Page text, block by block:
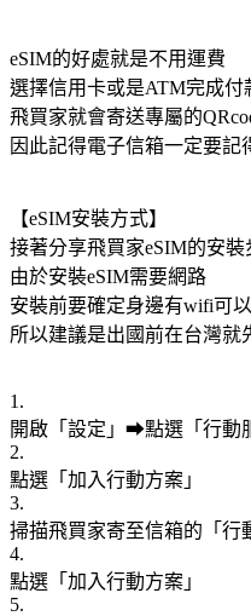
eSIM的好處就是不用運費
選擇信用卡或是ATM完成付
飛買家就會寄送專屬的
因此記得電子信箱一定要記
【eSIM安裝方式】
接著分享飛買家eSIM的安裝
由於安裝eSIM需要網路
安裝前要確定身邊有wifi可
所以建議是出國前在台灣就
1.
開啟「設定」➡點選「行動
2.
點選「加入行動方案」
3.
掃描飛買家寄至信箱的「行
4.
點選「加入行動方案」
5.